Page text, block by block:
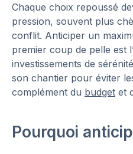
Chaque choix repoussé
pression, souvent plus
conflit. Anticiper un
premier coup de pelle est
investissements de
son chantier pour éviter
complément du budget et
Pourquoi